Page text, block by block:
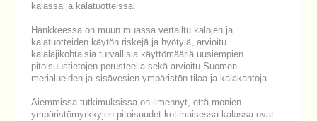
kalassa ja kalatuotteissa.
Hankkeessa on muun muassa vertailtu kalojen ja
kalatuotteiden käytön riskejä ja hyötyjä, arvioitu
kalalajikohtaisia turvallisia käyttömääriä uusiempien
pitoisuustietojen perusteella sekä arvioitu Suomen
merialueiden ja sisävesien ympäristön tilaa ja kalakantoja.
Aiemmissa tutkimuksissa on ilmennyt, että monien
ympäristömyrkkyjen pitoisuudet kotimaisessa kalassa ovat